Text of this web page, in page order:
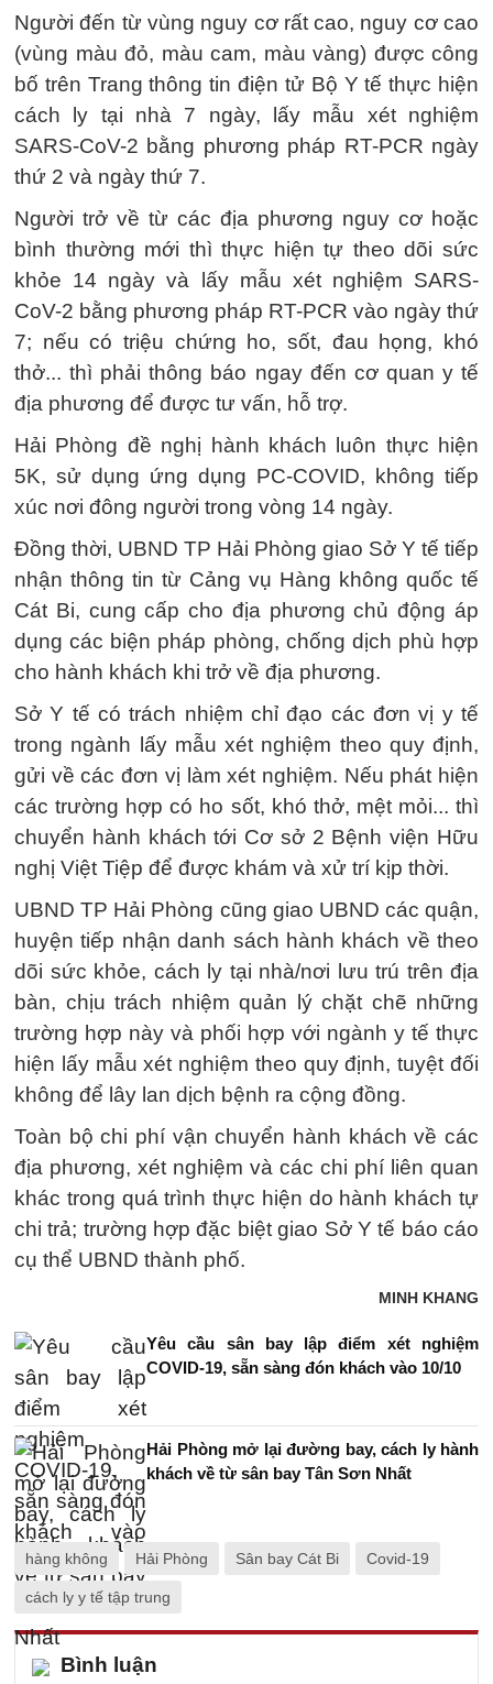
Người đến từ vùng nguy cơ rất cao, nguy cơ cao
(vùng màu đỏ, màu cam, màu vàng) được công
bố trên Trang thông tin điện tử Bộ Y tế thực hiện
cách ly tại nhà 7 ngày, lấy mẫu xét nghiệm
SARS-CoV-2 bằng phương pháp RT-PCR ngày
thứ 2 và ngày thứ 7.
Người trở về từ các địa phương nguy cơ hoặc
bình thường mới thì thực hiện tự theo dõi sức
khỏe 14 ngày và lấy mẫu xét nghiệm SARS-
CoV-2 bằng phương pháp RT-PCR vào ngày thứ
7; nếu có triệu chứng ho, sốt, đau họng, khó
thở... thì phải thông báo ngay đến cơ quan y tế
địa phương để được tư vấn, hỗ trợ.
Hải Phòng đề nghị hành khách luôn thực hiện
5K, sử dụng ứng dụng PC-COVID, không tiếp
xúc nơi đông người trong vòng 14 ngày.
Đồng thời, UBND TP Hải Phòng giao Sở Y tế tiếp
nhận thông tin từ Cảng vụ Hàng không quốc tế
Cát Bi, cung cấp cho địa phương chủ động áp
dụng các biện pháp phòng, chống dịch phù hợp
cho hành khách khi trở về địa phương.
Sở Y tế có trách nhiệm chỉ đạo các đơn vị y tế
trong ngành lấy mẫu xét nghiệm theo quy định,
gửi về các đơn vị làm xét nghiệm. Nếu phát hiện
các trường hợp có ho sốt, khó thở, mệt mỏi... thì
chuyển hành khách tới Cơ sở 2 Bệnh viện Hữu
nghị Việt Tiệp để được khám và xử trí kịp thời.
UBND TP Hải Phòng cũng giao UBND các quận,
huyện tiếp nhận danh sách hành khách về theo
dõi sức khỏe, cách ly tại nhà/nơi lưu trú trên địa
bàn, chịu trách nhiệm quản lý chặt chẽ những
trường hợp này và phối hợp với ngành y tế thực
hiện lấy mẫu xét nghiệm theo quy định, tuyệt đối
không để lây lan dịch bệnh ra cộng đồng.
Toàn bộ chi phí vận chuyển hành khách về các
địa phương, xét nghiệm và các chi phí liên quan
khác trong quá trình thực hiện do hành khách tự
chi trả; trường hợp đặc biệt giao Sở Y tế báo cáo
cụ thể UBND thành phố.
MINH KHANG
Yêu cầu sân bay lập điểm xét nghiệm
COVID-19, sẵn sàng đón khách vào 10/10
Hải Phòng mở lại đường bay, cách ly hành
khách về từ sân bay Tân Sơn Nhất
hàng không Hải Phòng Sân bay Cát Bi Covid-19
cách ly y tế tập trung
Bình luận